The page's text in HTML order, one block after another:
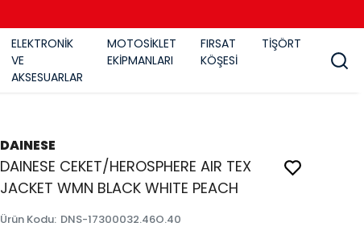
ELEKTRONİK
VE
AKSESUARLAR
MOTOSİKLET
EKİPMANLARI
FIRSAT
KÖŞESİ
TİŞÖRT
DAINESE
DAINESE CEKET/HEROSPHERE AIR TEX
JACKET WMN BLACK WHITE PEACH
Ürün Kodu: DNS-17300032.46O.40